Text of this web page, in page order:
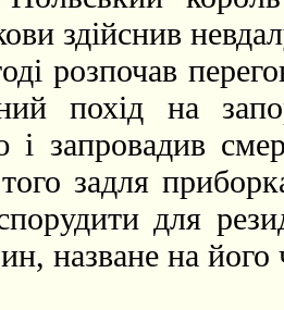
здійснив
розпочав
похід на
і запровадив
задля
для
назване на